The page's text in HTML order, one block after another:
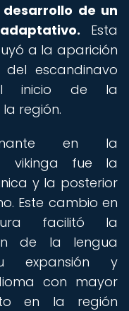
de un
Esta
a la aparición
escandinavo
inicio de la
región.
en la
vikinga fue la
y la posterior
Este cambio en
facilitó la
de la lengua
expansión y
con mayor
en la región